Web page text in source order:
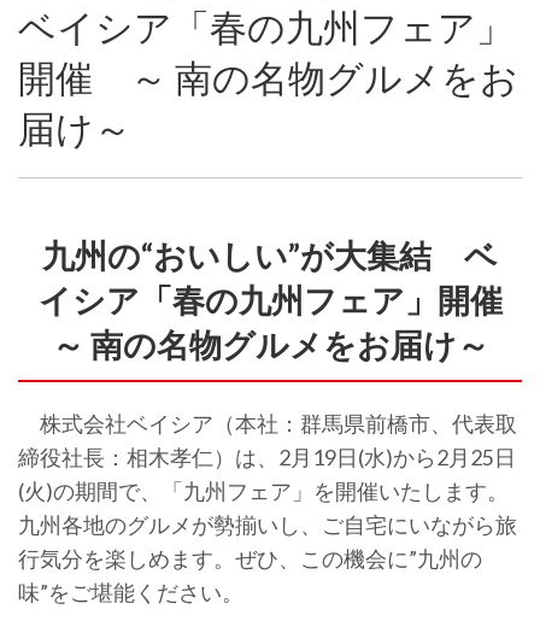
ベイシア「春の九州フェア」
開催 ～ 南の名物グルメをお
届け～
九州の“おいしい”が大集結 ベ
イシア「春の九州フェア」開催
～ 南の名物グルメをお届け～
株式会社ベイシア（本社：群馬県前橋市、代表取
締役社長：相木孝仁）は、2月19日(水)から2月25日
(火)の期間で、「九州フェア」を開催いたします。
九州各地のグルメが勢揃いし、ご自宅にいながら旅
行気分を楽しめます。ぜひ、この機会に”九州の
味”をご堪能ください。